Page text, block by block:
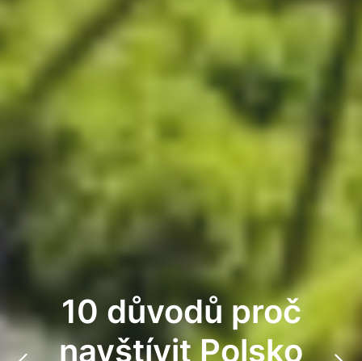
10 důvodů proč
navštívit Polsko